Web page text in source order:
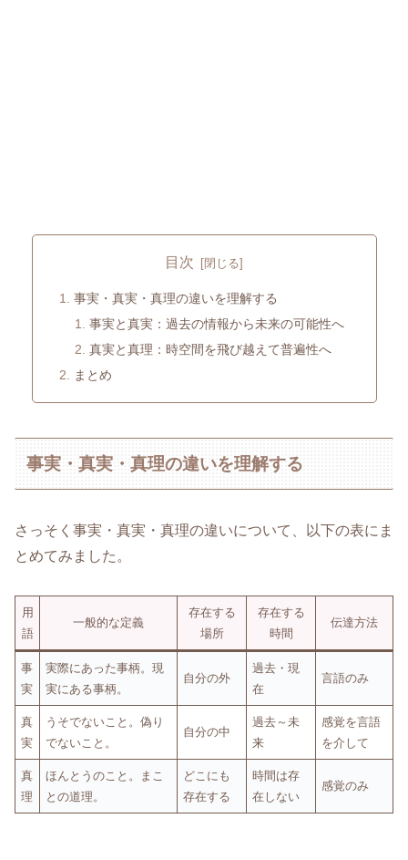
目次
事実・真実・真理の違いを理解する
事実と真実：過去の情報から未来の可能性へ
真実と真理：時空間を飛び越えて普遍性へ
まとめ
事実・真実・真理の違いを理解する
さっそく事実・真実・真理の違いについて、以下の表にま
とめてみました。
用
語
一般的な定義
存在する
場所
存在する
時間
伝達方法
事
実
実際にあった事柄。現
実にある事柄。
自分の外
過去・現
在
言語のみ
真
実
うそでないこと。偽り
でないこと。
自分の中
過去～未
来
感覚を言語
を介して
真
理
ほんとうのこと。まこ
との道理。
どこにも
存在する
時間は存
在しない
感覚のみ